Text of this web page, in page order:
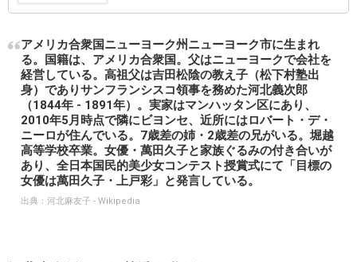
アメリカ合衆国ニューヨーク州ニューヨーク市に生まれ
る。国籍は、アメリカ合衆国。父はニューヨークで会社を
経営している。高祖父は吉田松陰の教え子（松下村塾出
身）でありサンフランシスコ領事を務めた河北義次郎
（1844年 - 1891年）。実家はマンハッタン区にあり、
2010年5月時点で隣にビヨンセ、近所にはロバート・デ・
ニーロが住んでいる。7歳差の姉・2歳差の兄がいる。堀越
高等学校卒業。女優・萬田久子と家族ぐるみの付き合いが
あり、全日本国民的美少女コンテスト授賞式にて「目標の
女優は萬田久子・上戸彩」と発言している。
出典： 河北麻友子 - Wikipedia